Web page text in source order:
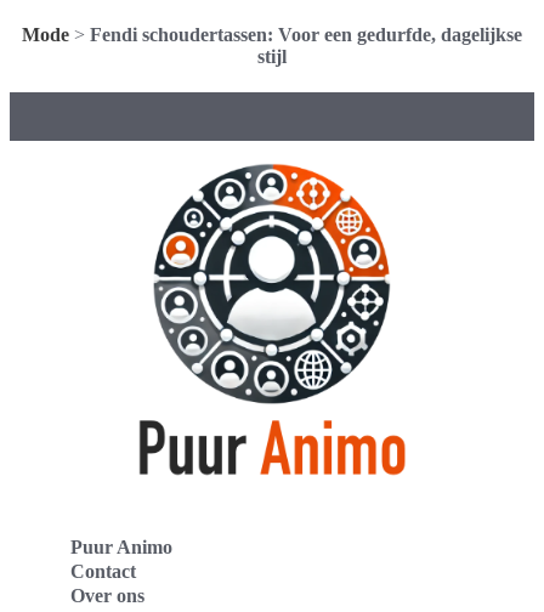
Mode > Fendi schoudertassen: Voor een gedurfde, dagelijkse
stijl
Puur Animo
Contact
Over ons